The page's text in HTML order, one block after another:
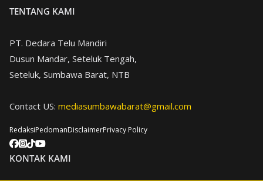
TENTANG KAMI
PT. Dedara Telu Mandiri
Dusun Mandar, Seteluk Tengah,
Seteluk, Sumbawa Barat, NTB
Contact US: mediasumbawabarat@gmail.com
RedaksiPedomanDisclaimerPrivacy Policy
KONTAK KAMI